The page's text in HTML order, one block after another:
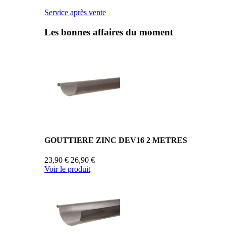
Service après vente
Les bonnes affaires du moment
GOUTTIERE ZINC DEV16 2 METRES
23,90 € 26,90 €
Voir le produit